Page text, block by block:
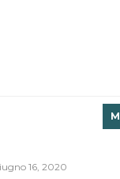
16, 2020